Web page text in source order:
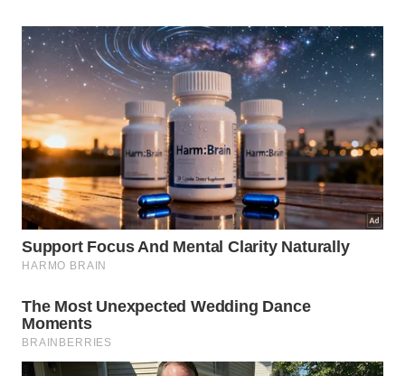
Abaixo, um vídeo docanal Brasil Escola Oficial no
YouTube que aprofunda os pontos discutidos neste
tema:
Qual é o impacto desse
comportamento na convivência?